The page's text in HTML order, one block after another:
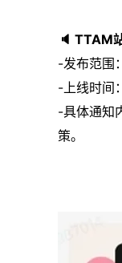
🔈 TTAM
-发布范围
-上线时间
-具体通知
策。